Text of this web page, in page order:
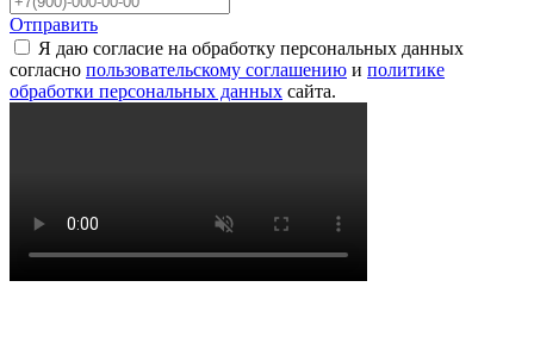
Отправить
Я даю согласие на обработку персональных данных
согласно пользовательскому соглашению и политике
обработки персональных данных сайта.